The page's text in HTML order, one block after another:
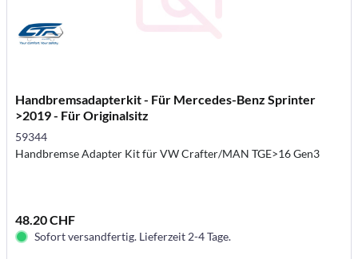
Handbremsadapterkit - Für Mercedes-Benz Sprinter
>2019 - Für Originalsitz
59344
Handbremse Adapter Kit für VW Crafter/MAN TGE>16 Gen3
48.20 CHF
Sofort versandfertig. Lieferzeit 2-4 Tage.